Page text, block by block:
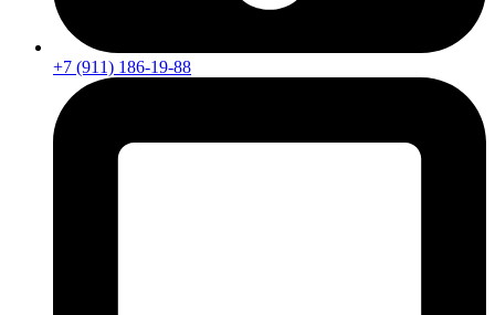
+7 (911) 186-19-88